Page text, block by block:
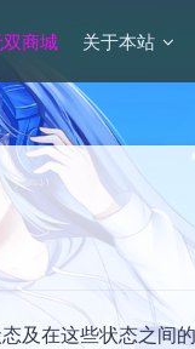
商城 关于本站
及在这些状态之间